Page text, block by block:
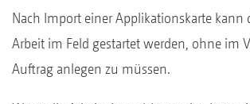
Nach Import einer Applikationskarte kann
Arbeit im Feld gestartet werden, ohne im
Auftrag anlegen zu müssen.